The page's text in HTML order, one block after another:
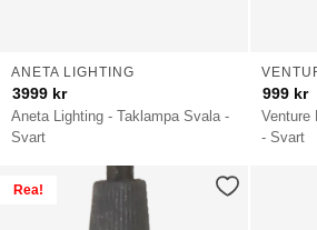
Aneta Lighting - Taklampa Svala -
Svart
ANETA LIGHTING
3999 kr
Venture
- Svart
999 kr
Rea!